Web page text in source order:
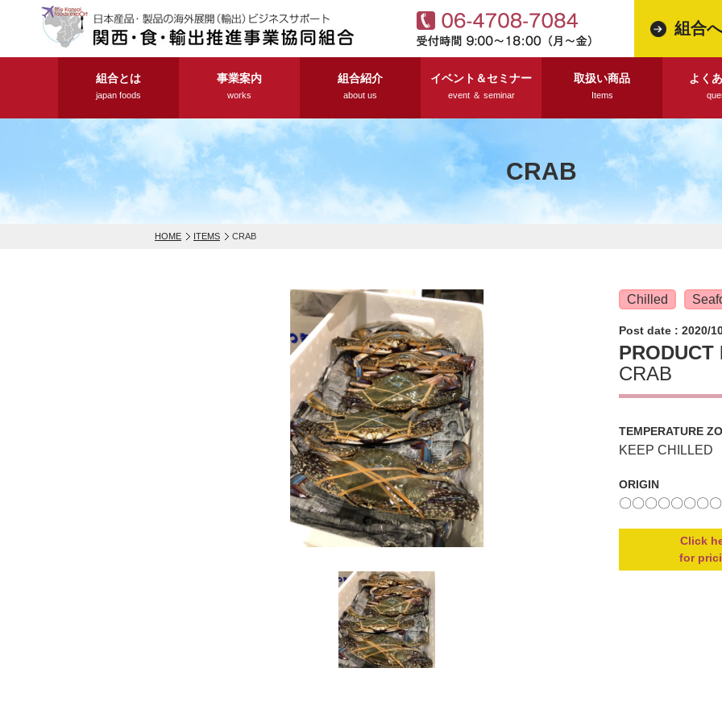
組合
組合とは
japan foods
事業案内
works
組合紹介
about us
イベント＆セミナー
event ＆ seminar
取扱い商品
Items
よく
CRAB
HOME ITEMS CRAB
Chilled
Post date : 2020/
PRODUCT
CRAB
TEMPERATURE
KEEP CHILLED
ORIGIN
〇〇〇〇〇〇〇〇
Click
for